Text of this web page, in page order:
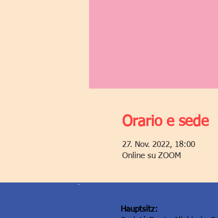
Orario e sede
27. Nov. 2022, 18:00
Online su ZOOM
Hauptsitz: